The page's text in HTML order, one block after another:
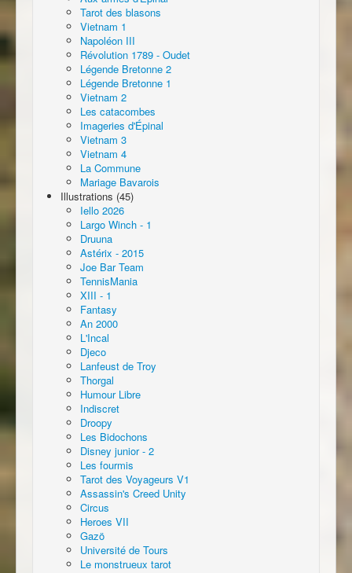
Tarot des blasons
Vietnam 1
Napoléon III
Révolution 1789 - Oudet
Légende Bretonne 2
Légende Bretonne 1
Vietnam 2
Les catacombes
Imageries d'Épinal
Vietnam 3
Vietnam 4
La Commune
Mariage Bavarois
Illustrations (45)
Iello 2026
Largo Winch - 1
Druuna
Astérix - 2015
Joe Bar Team
TennisMania
XIII - 1
Fantasy
An 2000
L'Incal
Djeco
Lanfeust de Troy
Thorgal
Humour Libre
Indiscret
Droopy
Les Bidochons
Disney junior - 2
Les fourmis
Tarot des Voyageurs V1
Assassin's Creed Unity
Circus
Heroes VII
Gazö
Université de Tours
Le monstrueux tarot